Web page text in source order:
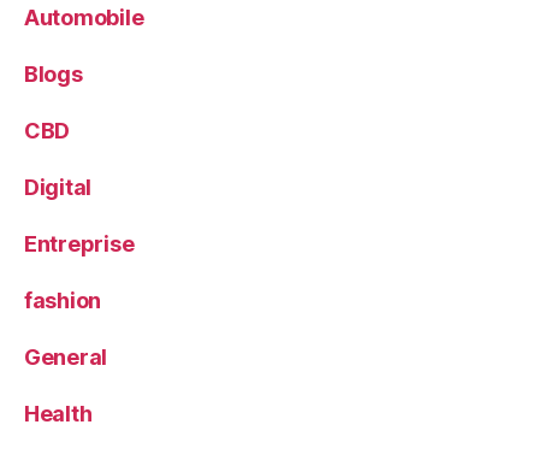
Automobile
Blogs
CBD
Digital
Entreprise
fashion
General
Health